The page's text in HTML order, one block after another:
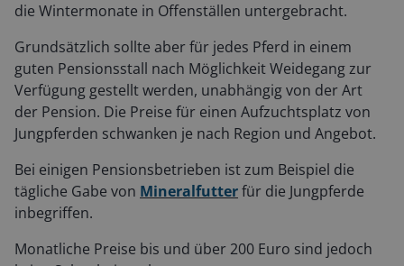
die Wintermonate in Offenställen untergebracht.
Grundsätzlich sollte aber für jedes Pferd in einem
guten Pensionsstall nach Möglichkeit Weidegang zur
Verfügung gestellt werden, unabhängig von der Art
der Pension. Die Preise für einen Aufzuchtsplatz von
Jungpferden schwanken je nach Region und Angebot.
Bei einigen Pensionsbetrieben ist zum Beispiel die
tägliche Gabe von Mineralfutterfür die Jungpferde
inbegriffen.
Monatliche Preise bis und über 200 Euro sind jedoch